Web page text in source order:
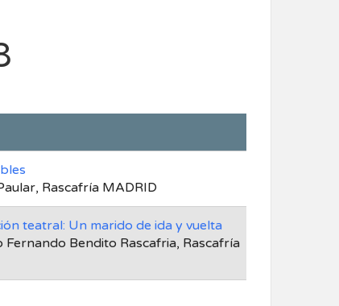
Rascafría MADRID
teatral: Un marido de ida y vuelta
Fernando Bendito Rascafria, Rascafría